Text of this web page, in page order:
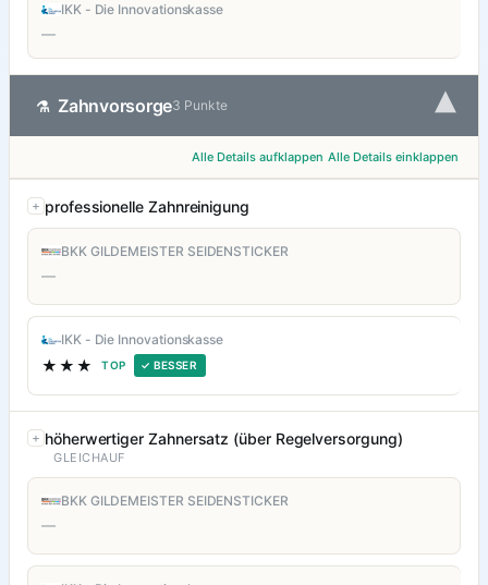
IKK - Die Innovationskasse
—
⚗ Zahnvorsorge3 Punkte ▾
Alle Details aufklappen Alle Details einklappen
professionelle Zahnreinigung
BKK GILDEMEISTER SEIDENSTICKER
—
IKK - Die Innovationskasse
★★★ TOP ✓ BESSER
höherwertiger Zahnersatz (über Regelversorgung)
GLEICHAUF
BKK GILDEMEISTER SEIDENSTICKER
—